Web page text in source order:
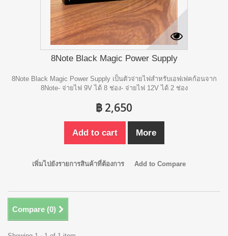
8Note Black Magic Power Supply
8Note Black Magic Power Supply เป็นตัวจ่ายไฟสำหรับเอฟเฟคก้อนจาก
8Note- จ่ายไฟ 9V ได้ 8 ช่อง- จ่ายไฟ 12V ได้ 2 ช่อง
฿ 2,650
Add to cart More
เพิ่มไปยังรายการสินค้าที่ต้องการ Add to Compare
Compare (0)